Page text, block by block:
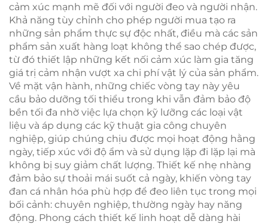
cảm xúc mạnh mẽ đối với người đeo và người nhận.
Khả năng tùy chỉnh cho phép người mua tạo ra
những sản phẩm thực sự độc nhất, điều mà các sản
phẩm sản xuất hàng loạt không thể sao chép được,
từ đó thiết lập những kết nối cảm xúc làm gia tăng
giá trị cảm nhận vượt xa chi phí vật lý của sản phẩm.
Về mặt vận hành, những chiếc vòng tay này yêu
cầu bảo dưỡng tối thiểu trong khi vẫn đảm bảo độ
bền tối đa nhờ việc lựa chọn kỹ lưỡng các loại vật
liệu và áp dụng các kỹ thuật gia công chuyên
nghiệp, giúp chúng chịu được mọi hoạt động hằng
ngày, tiếp xúc với độ ẩm và sử dụng lặp đi lặp lại mà
không bị suy giảm chất lượng. Thiết kế nhẹ nhàng
đảm bảo sự thoải mái suốt cả ngày, khiến vòng tay
đan cá nhân hóa phù hợp để đeo liên tục trong mọi
bối cảnh: chuyên nghiệp, thường ngày hay năng
động. Phong cách thiết kế linh hoạt dễ dàng hài